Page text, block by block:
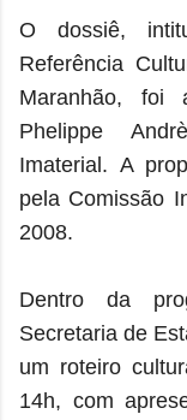
O dossiê,
Referência
Maranhão, foi
Phelippe
Imaterial. A
pela Comissão
2008.
Dentro da
Secretaria de
um roteiro
14h, com